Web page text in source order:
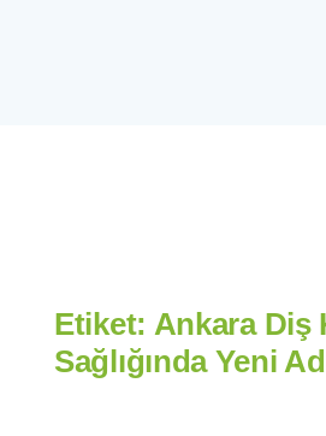
Etiket: Ankara Diş
Sağlığında Yeni